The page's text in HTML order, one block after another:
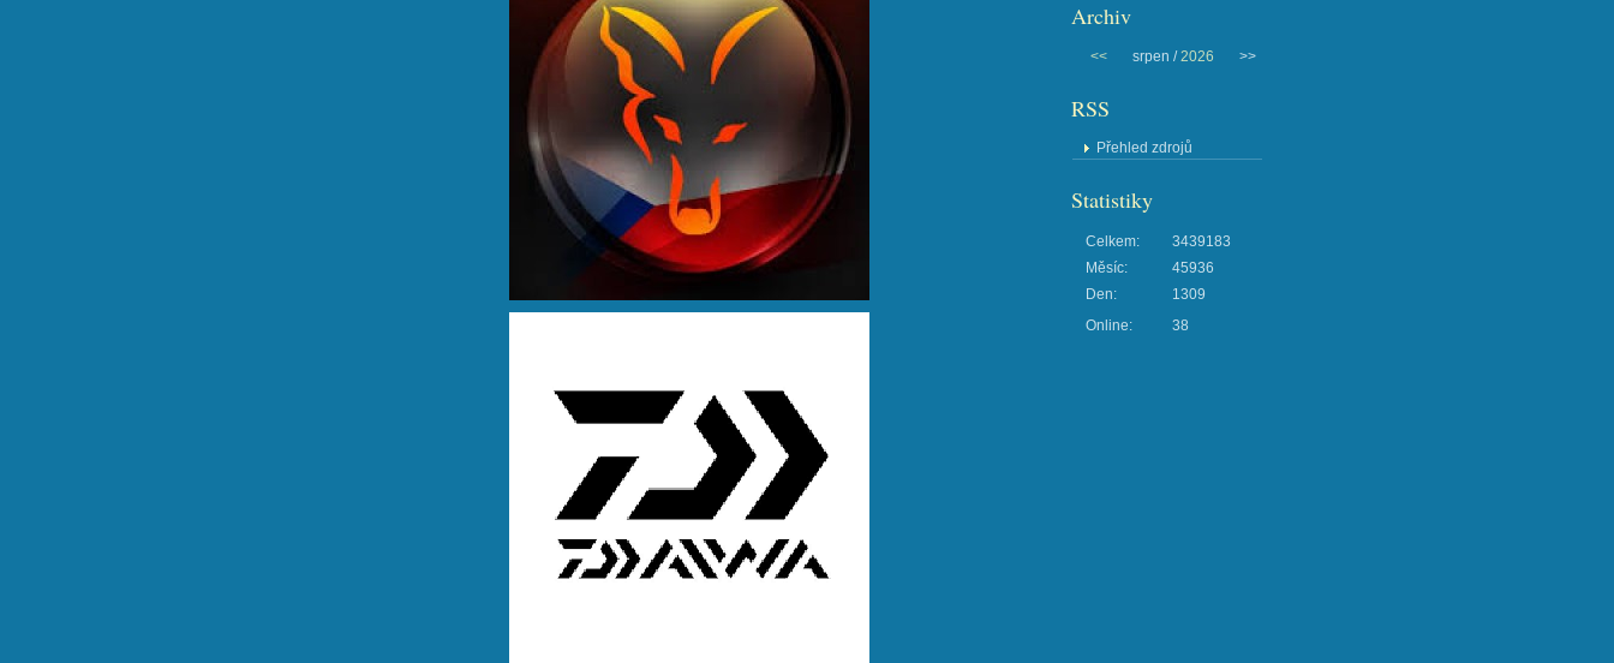
Archiv
<< srpen /2026 >>
RSS
Přehled zdrojů
Statistiky
Online: 38
Celkem:
3439183
Měsíc:
45936
Den:
1309